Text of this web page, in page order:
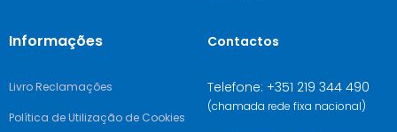
Informações
Livro Reclamações
Política de Utilização de Cookies
Contactos
Telefone: +351 219 344 490
(chamada rede fixa nacional)